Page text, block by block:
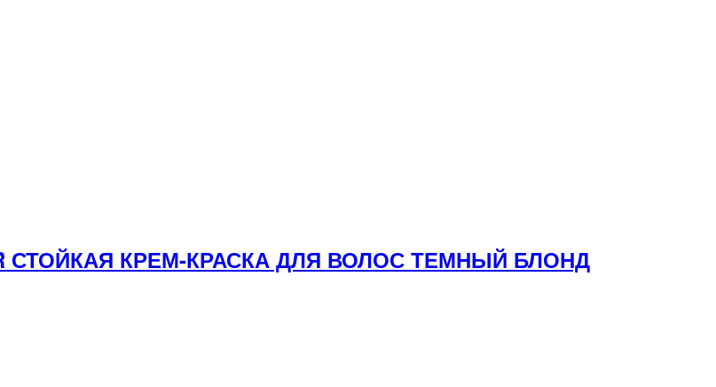
СТОЙКАЯ КРЕМ-КРАСКА ДЛЯ ВОЛОС ТЕМНЫЙ БЛОНД